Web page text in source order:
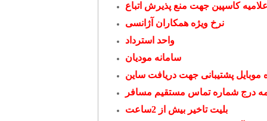
کاسپین جهت منع پذیرش اتباع
نرخ ویژه همکاران آژانسی
واحد استرداد
سامانه مودیان
پشتیبانی جهت دریافت ساین
درج شماره تماس مستقیم مسافر
بلیت تاخیر بیش از 2ساعت